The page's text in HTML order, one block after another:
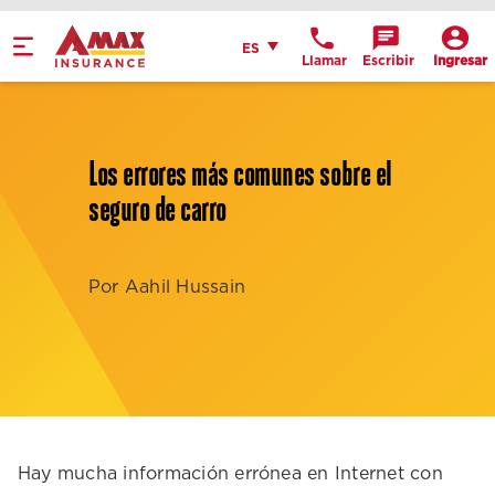
Obtén indicaciones
Detalles de la
Home
ESEspañol
Llamar Escribir Ingresar
Los errores más comunes sobre el
seguro de carro
Por Aahil Hussain
Hay mucha información errónea en Internet con